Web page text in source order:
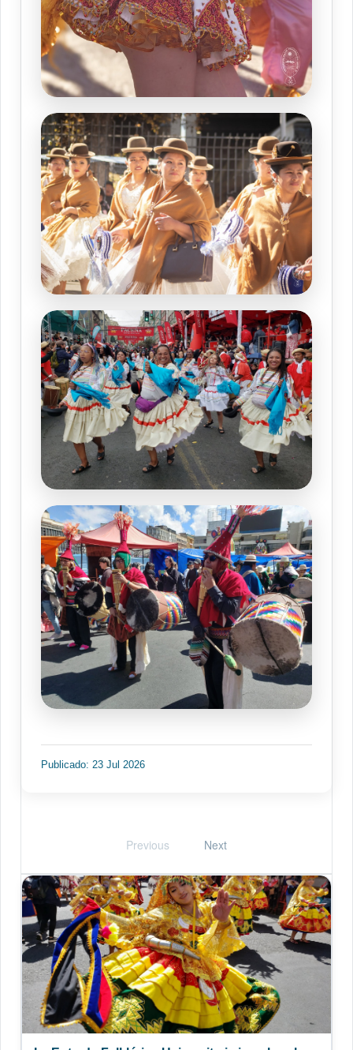
Publicado: 23 Jul 2026
Previous Next